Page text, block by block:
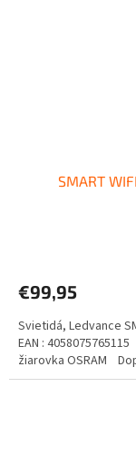
SMART
€99,95
Svietidá, Ledvance
EAN :
žiarovka OSRAM